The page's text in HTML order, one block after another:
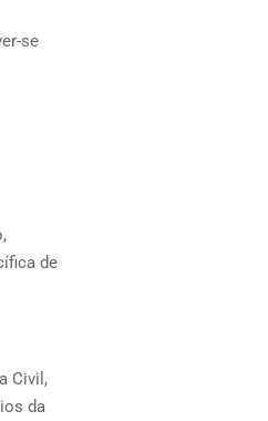
se
de
Civil,
da